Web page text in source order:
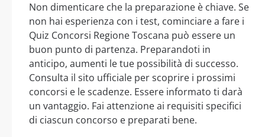
Non dimenticare che la preparazione è chiave. Se
non hai esperienza con i test, cominciare a fare i
Quiz Concorsi Regione Toscana può essere un
buon punto di partenza. Preparandoti in
anticipo, aumenti le tue possibilità di successo.
Consulta il sito ufficiale per scoprire i prossimi
concorsi e le scadenze. Essere informato ti darà
un vantaggio. Fai attenzione ai requisiti specifici
di ciascun concorso e preparati bene.